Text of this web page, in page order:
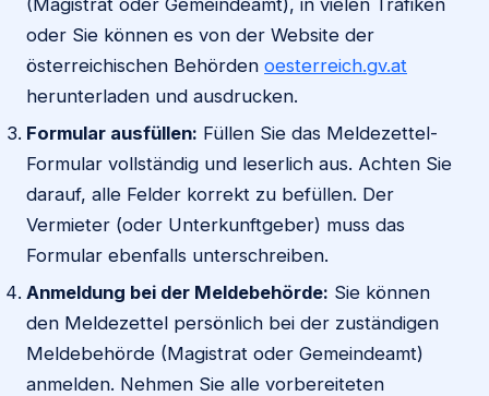
oder Sie können es von der Website der
österreichischen Behörden oesterreich.gv.at
herunterladen und ausdrucken.
Formular ausfüllen: Füllen Sie das Meldezettel-
Formular vollständig und leserlich aus. Achten Sie
darauf, alle Felder korrekt zu befüllen. Der
Vermieter (oder Unterkunftgeber) muss das
Formular ebenfalls unterschreiben.
Anmeldung bei der Meldebehörde: Sie können
den Meldezettel persönlich bei der zuständigen
Meldebehörde (Magistrat oder Gemeindeamt)
anmelden. Nehmen Sie alle vorbereiteten